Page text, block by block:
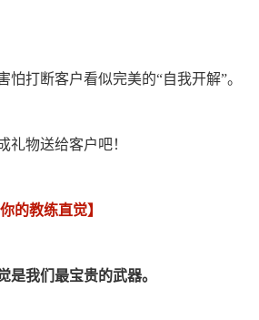
怕打断客户看似完美的“自我开解”。
礼物送给客户吧！
的教练直觉】
是我们最宝贵的武器。